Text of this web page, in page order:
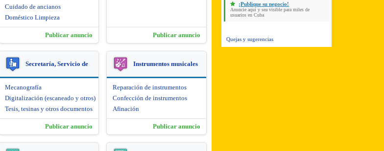
Cuidado de ancianos
Doméstico Limpieza
Publicar anuncio Publicar anuncio
Secretaría, Servicio de
Mecanografía
Digitalización (escaneado y otros)
Tesis, tesinas y otros documentos
Publicar anuncio
Instrumentos musicales
Reparación de instrumentos
Confección de instrumentos
Afinación
Publicar anuncio
¡Publique su negocio!
Anuncie aquí y sea visible para miles de
usuarios en Cuba
Quejas y sugerencias